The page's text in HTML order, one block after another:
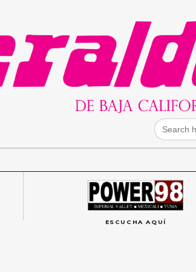
Search
for:
ESCUCHA AQUÍ